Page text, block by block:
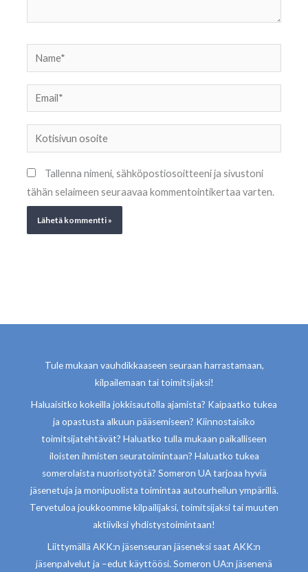
Name*
Email*
Kotisivun
osoite
Tallenna nimeni, sähköpostiosoitteeni ja sivustoni
tähän selaimeen seuraavaa kommentointikertaa varten.
Tule mukaan vauhdikkaaseen seuraan harrastamaan,
kilpailemaan tai toimitsijaksi!
Haluaisitko kokeilla jokkisautolla ajamista? Kaipaatko tukea
ja opastusta alkuun pääsemiseen? Kiinnostaisiko
toimitsijatehtävät? Haluatko tulla mukaan paikalliseen
iloisten ihmisten seuratoimintaan? Haluatko tukea
somerolaista nuorisotyötä? Someron UA tarjoaa hyviä
jäsenetuja ja monipuolista toimintaa autourheilun ympärillä.
Tervetuloa joukkoomme kilpailijaksi, toimitsijaksi tai muuten
aktiiviksi yhdistystoimintaan!
Liittymällä AKK:n jäsenseuran jäseneksi saat AKK:n
jäsenpalvelut ja –edut käyttöösi. Someron UA:n jäsenenä